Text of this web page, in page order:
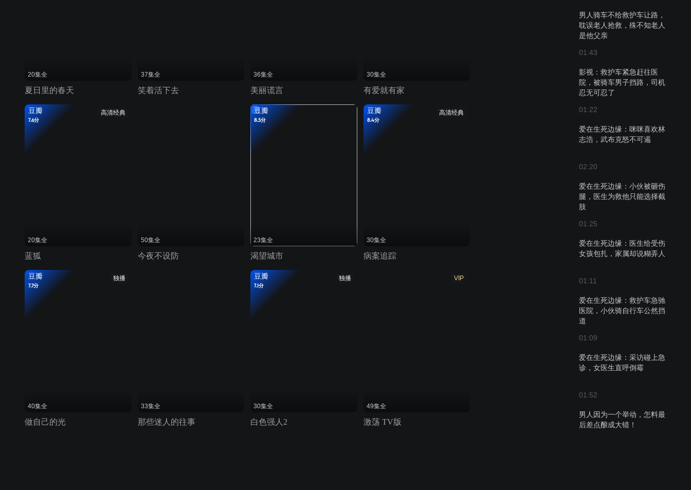
男人骑车不给救护车让路，
耽误老人抢救，殊不知老人
是他父亲
01:43
影视：救护车紧急赶往医
院，被骑车男子挡路，司机
忍无可忍了
01:22
爱在生死边缘：咪咪喜欢林
志浩，武布克怒不可遏
02:20
爱在生死边缘：小伙被砸伤
腿，医生为救他只能选择截
肢
01:25
爱在生死边缘：医生给受伤
女孩包扎，家属却说糊弄人
01:11
爱在生死边缘：救护车急驰
医院，小伙骑自行车公然挡
道
01:09
爱在生死边缘：采访碰上急
诊，女医生直呼倒霉
01:52
男人因为一个举动，怎料最
后差点酿成大错！
20集全
夏日里的春天
37集全
笑着活下去
36集全
美丽谎言
30集全
有爱就有家
高清经典
豆瓣
7.6分
20集全
蓝狐
50集全
今夜不设防
豆瓣
8.5分
23集全
渴望城市
高清经典
豆瓣
8.4分
30集全
病案追踪
独播
豆瓣
7.7分
40集全
做自己的光
33集全
那些迷人的往事
独播
豆瓣
7.1分
30集全
白色强人2
VIP
49集全
激荡 TV版